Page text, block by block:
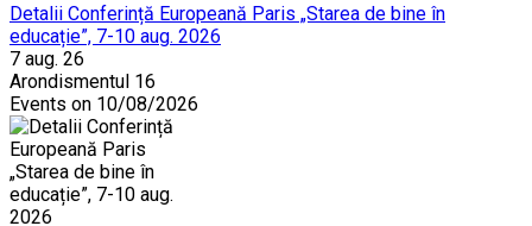
Detalii Conferință Europeană Paris „Starea de bine în
educație”, 7-10 aug. 2026
7 aug. 26
Arondismentul 16
Events on 10/08/2026